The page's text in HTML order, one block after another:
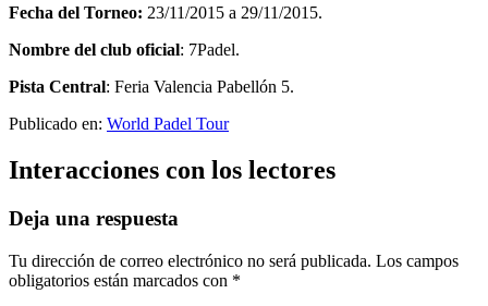
Fecha del Torneo: 23/11/2015 a 29/11/2015.
Nombre del club oficial: 7Padel.
Pista Central: Feria Valencia Pabellón 5.
Publicado en: World Padel Tour
Interacciones con los lectores
Deja una respuesta
Tu dirección de correo electrónico no será publicada. Los campos
obligatorios están marcados con *